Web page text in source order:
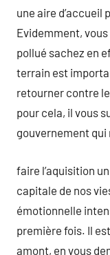
une aire d’accueil
Evidemment,
pollué sachez en
terrain est
retourner contre
pour cela, il vous
gouvernement
faire l’aquisition
capitale de nos
émotionnelle
première fois. Il
amont, en vous